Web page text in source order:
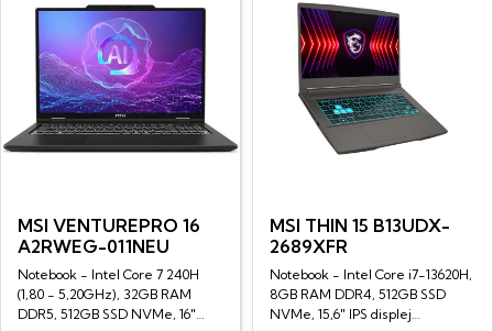
MSI VENTUREPRO 16
A2RWEG-011NEU
Notebook - Intel Core 7 240H
(1,80 - 5,20GHz), 32GB RAM
DDR5, 512GB SSD NVMe, 16"
MSI THIN 15 B13UDX-
2689XFR
Notebook - Intel Core i7-13620H,
8GB RAM DDR4, 512GB SSD
NVMe, 15,6" IPS displej